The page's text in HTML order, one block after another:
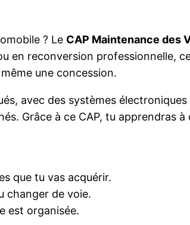
? Le CAP Maintenance des
en reconversion professionnelle,
une concession.
avec des systèmes
Grâce à ce CAP, tu apprendras
que tu vas acquérir.
changer de voie.
est organisée.